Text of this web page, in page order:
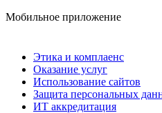
Мобильное приложение
Этика и комплаенс
Оказание услуг
Использование сайтов
Защита персональных
ИТ аккредитация